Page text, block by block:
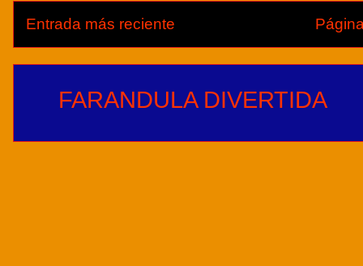
Entrada más reciente
FARANDULA DIVERTIDA